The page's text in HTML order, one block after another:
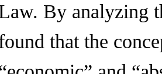
By analyzing
that the